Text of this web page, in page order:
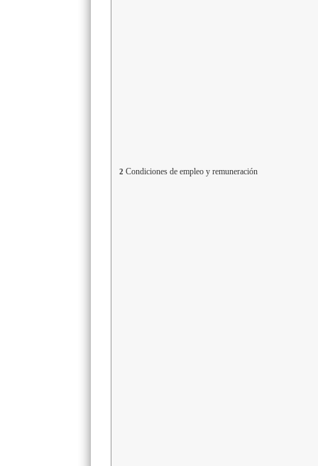
2 Condiciones de empleo y remuneración